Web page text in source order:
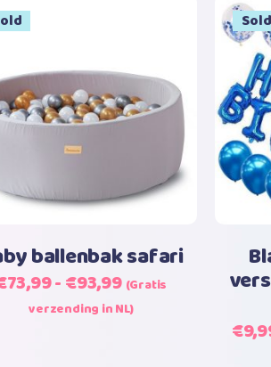
Opties selecteren
Dit
product
heeft
meerdere
variaties.
kan
ballenbak safari
73,99-€93,99Prijsklasse:
€73,99
(Gratis
verzending in NL)
Sale
Sold
€